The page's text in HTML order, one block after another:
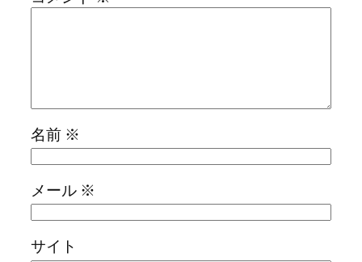
名前 ※
メール ※
サイト